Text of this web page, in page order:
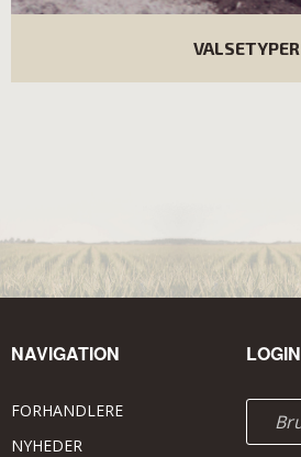
VALSETYPER
NAVIGATION
FORHANDLERE
NYHEDER
LOGIN